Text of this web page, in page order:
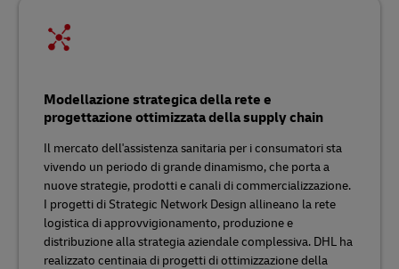
Modellazione strategica della rete e
progettazione ottimizzata della supply chain
Il mercato dell'assistenza sanitaria per i consumatori sta
vivendo un periodo di grande dinamismo, che porta a
nuove strategie, prodotti e canali di commercializzazione.
I progetti di Strategic Network Design allineano la rete
logistica di approvvigionamento, produzione e
distribuzione alla strategia aziendale complessiva. DHL ha
realizzato centinaia di progetti di ottimizzazione della